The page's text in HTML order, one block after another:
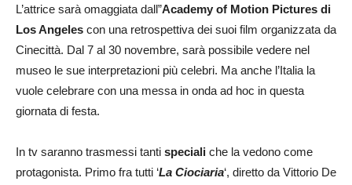
L’attrice sarà omaggiata dall”Academy of Motion Pictures di
Los Angeles con una retrospettiva dei suoi film organizzata da
Cinecittà. Dal 7 al 30 novembre, sarà possibile vedere nel
museo le sue interpretazioni più celebri. Ma anche l’Italia la
vuole celebrare con una messa in onda ad hoc in questa
giornata di festa.
In tv saranno trasmessi tanti speciali che la vedono come
protagonista. Primo fra tutti ‘La Ciociaria‘, diretto da Vittorio De